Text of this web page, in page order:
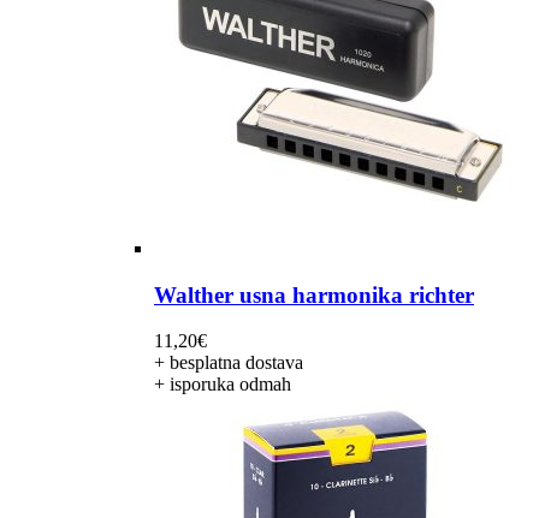
Walther usna harmonika richter
11,20€
+ besplatna dostava
+ isporuka odmah